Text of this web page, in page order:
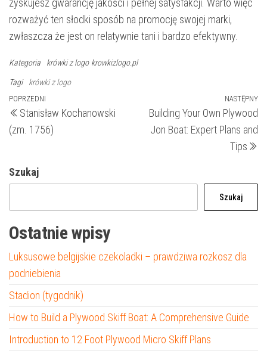
zyskujesz gwarancję jakości i pełnej satysfakcji. Warto więc
rozważyć ten słodki sposób na promocję swojej marki,
zwłaszcza że jest on relatywnie tani i bardzo efektywny.
Kategoria krówki z logo krowkizlogo.pl
Tagi krówki z logo
Nawigacja
wpisu
Poprzedni
wpis
POPRZEDNI
Stanisław Kochanowski
(zm. 1756)
NASTĘPNY
Building Your Own Plywood
Jon Boat: Expert Plans and
Tips
Szukaj
Szukaj
Ostatnie wpisy
Luksusowe belgijskie czekoladki – prawdziwa rozkosz dla
podniebienia
Stadion (tygodnik)
How to Build a Plywood Skiff Boat: A Comprehensive Guide
Introduction to 12 Foot Plywood Micro Skiff Plans